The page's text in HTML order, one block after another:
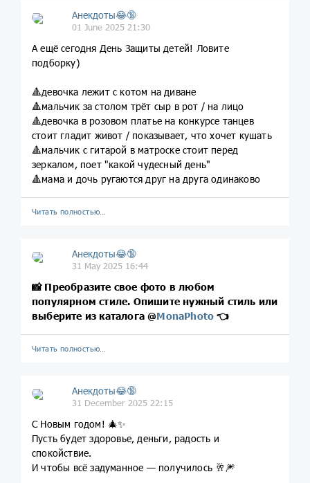
Анекдоты😂🔞
01 June 2025 21:30
А ещё сегодня День Защиты детей! Ловите
подборку)
🔺девочка лежит с котом на диване
🔺мальчик за столом трёт сыр в рот / на лицо
🔺девочка в розовом платье на конкурсе танцев
стоит гладит живот / показывает, что хочет кушать
🔺мальчик с гитарой в матроске стоит перед
зеркалом, поет "какой чудесный день"
🔺мама и дочь ругаются друг на друга одинаково
Читать полностью…
Анекдоты😂🔞
31 May 2025 16:44
📸 Преобразите свое фото в любом
популярном стиле. Опишите нужный стиль или
выберите из каталога @MonaPhoto 👈
Читать полностью…
Анекдоты😂🔞
31 December 2025 22:15
С Новым годом! 🎄✨
Пусть будет здоровье, деньги, радость и
спокойствие.
И чтобы всё задуманное — получилось 🥂🎆